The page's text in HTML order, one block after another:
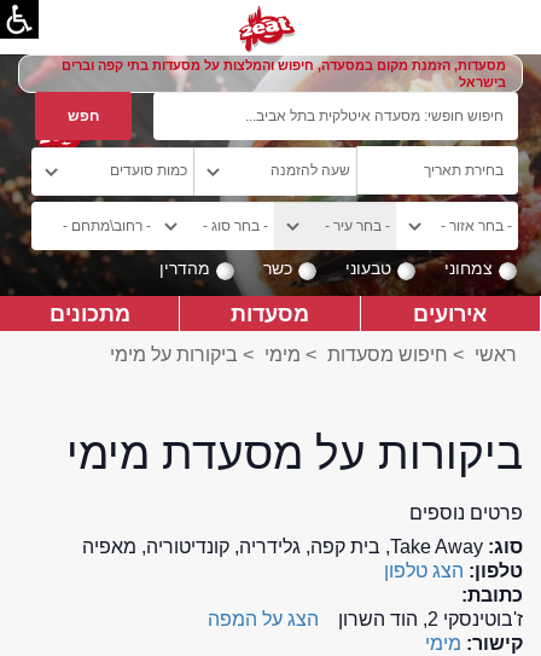
מסעדות, הזמנת מקום במסעדה, חיפוש והמלצות על מסעדות בתי קפה וברים
בישראל
צמחוני טבעוני כשר מהדרין
אירועים מסעדות מתכונים
ראשי > חיפוש מסעדות > מימי > ביקורות על מימי
ביקורות על מסעדת מימי
פרטים נוספים
סוג: Take Away, בית קפה, גלידריה, קונדיטוריה, מאפיה
טלפון: הצג טלפון
כתובת:
ז'בוטינסקי 2, הוד השרון
הצג על המפה
קישור: מימי